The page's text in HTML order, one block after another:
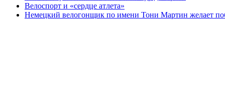
Велоспорт и «сердце атлета»
Немецкий велогонщик по имени Тони Мартин желает